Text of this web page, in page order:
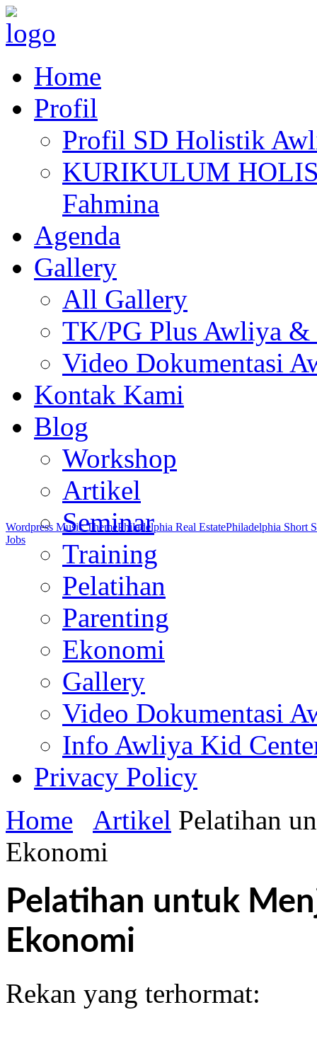
Home
Profil
Profil SD Holistik
KURIKULUM
Fahmina
Agenda
Gallery
All Gallery
TK/PG Plus Awliya &
Video Dokumentasi
Kontak Kami
Blog
Workshop
Artikel
Seminar
Training
Pelatihan
Parenting
Ekonomi
Gallery
Video Dokumentasi
Info Awliya Kid
Privacy Policy
Wordpress Music ThemePhiladelphia Real EstatePhiladelphia Short
Jobs
Home Artikel Pelatihan
Ekonomi
Pelatihan untuk
Ekonomi
Rekan yang terhormat: